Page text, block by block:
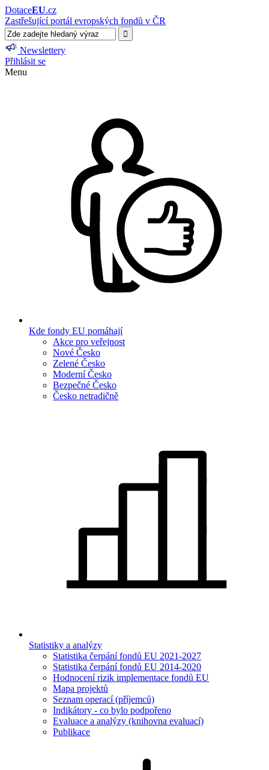
DotaceEU.cz
Zastřešující portál evropských fondů v ČR
Newslettery
Přihlásit se
Menu
Kde fondy EU pomáhají
Akce pro veřejnost
Nové Česko
Zelené Česko
Moderní Česko
Bezpečné Česko
Česko netradičně
Statistiky a analýzy
Statistika čerpání fondů EU 2021-2027
Statistika čerpání fondů EU 2014-2020
Hodnocení rizik implementace fondů EU
Mapa projektů
Seznam operací (příjemců)
Indikátory - co bylo podpořeno
Evaluace a analýzy (knihovna evaluací)
Publikace